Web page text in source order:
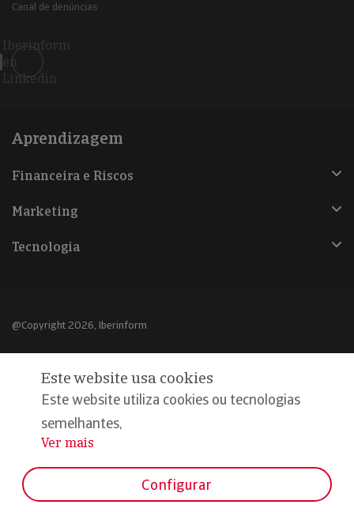
Canal de denúncias
Iberinform
en
Linkedin
Aprendizagem
Financeira e Riscos
Marketing
Tecnologia
@Copyright 2026, Iberinform
Declaração de privacidade
Compromisso qualidade e segurança
Este website usa cookies
Este website utiliza cookies ou tecnologias
semelhantes,
...
Ver mais
Configurar